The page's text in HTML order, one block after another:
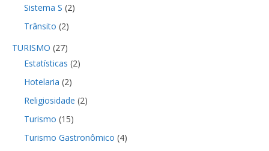
Sistema S (2)
Trânsito (2)
TURISMO (27)
Estatísticas (2)
Hotelaria (2)
Religiosidade (2)
Turismo (15)
Turismo Gastronômico (4)